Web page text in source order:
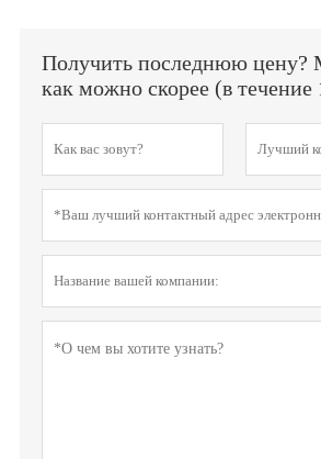
Получить последнюю цену?
как можно скорее (в течение